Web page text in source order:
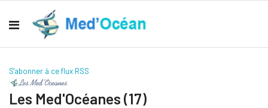
S'abonner à ce flux RSS
Les Med'Océanes (17)